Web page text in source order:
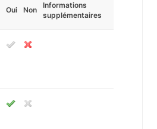
Oui Non
Informations
supplémentaires